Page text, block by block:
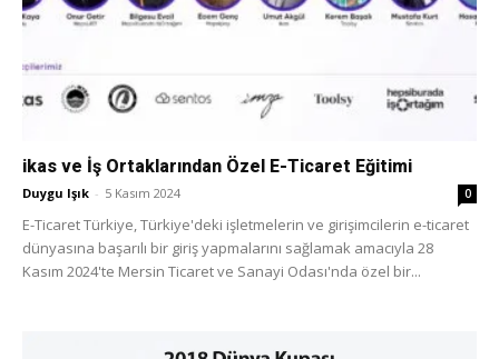
ikas ve İş Ortaklarından Özel E-Ticaret Eğitimi
Duygu Işık - 5 Kasım 2024 0
E-Ticaret Türkiye, Türkiye'deki işletmelerin ve girişimcilerin e-ticaret
dünyasına başarılı bir giriş yapmalarını sağlamak amacıyla 28
Kasım 2024'te Mersin Ticaret ve Sanayi Odası'nda özel bir...